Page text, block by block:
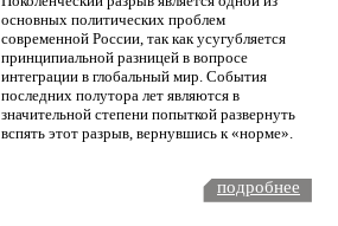
основных политических проблем
современной России, так как усугубляется
принципиальной разницей в вопросе
интеграции в глобальный мир. События
последних полутора лет являются в
значительной степени попыткой развернуть
вспять этот разрыв, вернувшись к «норме».
подробнее